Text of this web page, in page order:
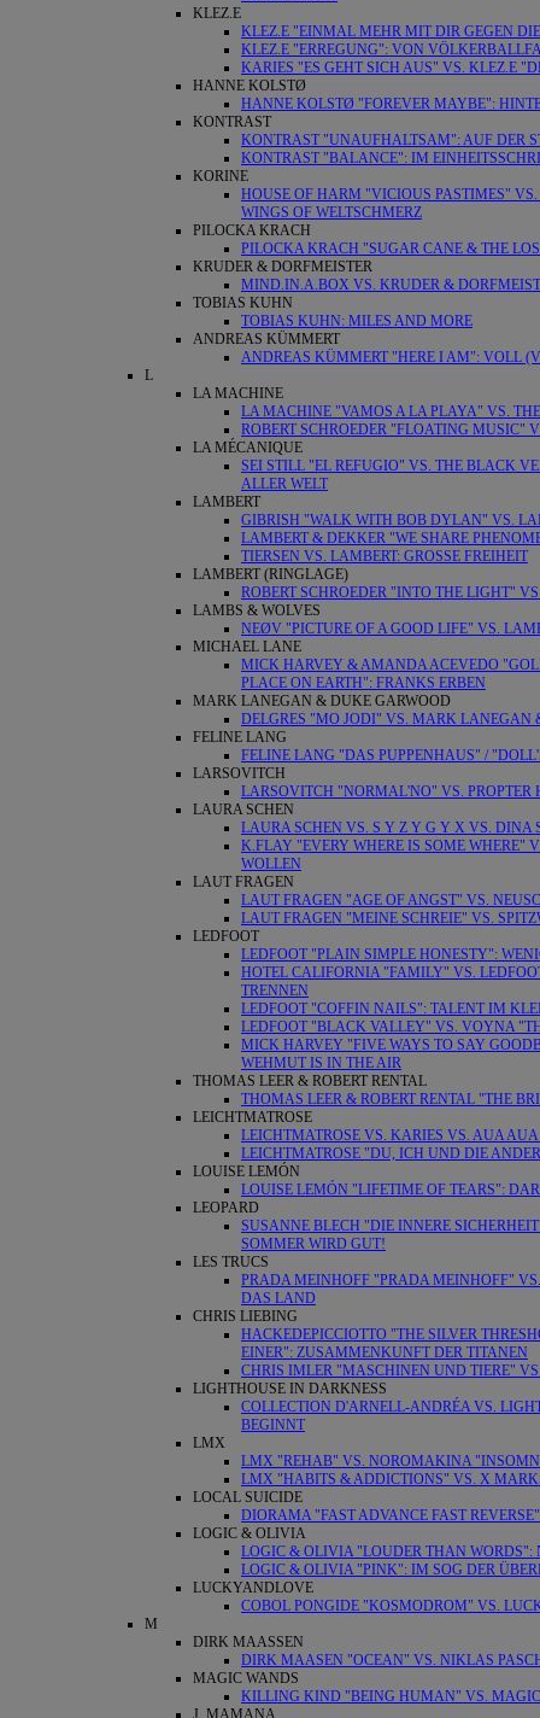
KLEZ.E
KLEZ.E "EINMAL MEHR MIT DIR GEGEN
KLEZ.E "ERREGUNG": VON
KARIES "ES GEHT SICH AUS" VS. KLEZ.E
HANNE KOLSTØ
HANNE KOLSTØ "FOREVER MAYBE":
KONTRAST
KONTRAST "UNAUFHALTSAM": AUF DER
KONTRAST "BALANCE": IM
KORINE
HOUSE OF HARM "VICIOUS PASTIMES"
WINGS OF WELTSCHMERZ
PILOCKA KRACH
PILOCKA KRACH "SUGAR CANE & THE
KRUDER & DORFMEISTER
MIND.IN.A.BOX VS. KRUDER &
TOBIAS KUHN
TOBIAS KUHN: MILES AND MORE
ANDREAS KÜMMERT
ANDREAS KÜMMERT "HERE I AM": VOLL
L
LA MACHINE
LA MACHINE "VAMOS A LA PLAYA" VS.
ROBERT SCHROEDER "FLOATING
LA MÉCANIQUE
SEI STILL "EL REFUGIO" VS. THE BLACK
ALLER WELT
LAMBERT
GIBRISH "WALK WITH BOB DYLAN" VS.
LAMBERT & DEKKER "WE SHARE
TIERSEN VS. LAMBERT: GROSSE FREIHEIT
LAMBERT (RINGLAGE)
ROBERT SCHROEDER "INTO THE LIGHT"
LAMBS & WOLVES
NEØV "PICTURE OF A GOOD LIFE" VS.
MICHAEL LANE
MICK HARVEY & AMANDA ACEVEDO
PLACE ON EARTH": FRANKS ERBEN
MARK LANEGAN & DUKE GARWOOD
DELGRES "MO JODI" VS. MARK LANEGAN
FELINE LANG
FELINE LANG "DAS PUPPENHAUS" /
LARSOVITCH
LARSOVITCH "NORMAL'NO" VS. PROPTER
LAURA SCHEN
LAURA SCHEN VS. S Y Z Y G Y X VS. DINA
K.FLAY "EVERY WHERE IS SOME WHERE"
WOLLEN
LAUT FRAGEN
LAUT FRAGEN "AGE OF ANGST" VS.
LAUT FRAGEN "MEINE SCHREIE" VS.
LEDFOOT
LEDFOOT "PLAIN SIMPLE HONESTY":
HOTEL CALIFORNIA "FAMILY" VS.
TRENNEN
LEDFOOT "COFFIN NAILS": TALENT IM
LEDFOOT "BLACK VALLEY" VS. VOYNA
MICK HARVEY "FIVE WAYS TO SAY
WEHMUT IS IN THE AIR
THOMAS LEER & ROBERT RENTAL
THOMAS LEER & ROBERT RENTAL "THE
LEICHTMATROSE
LEICHTMATROSE VS. KARIES VS. AUA
LEICHTMATROSE "DU, ICH UND DIE
LOUISE LEMÓN
LOUISE LEMÓN "LIFETIME OF TEARS":
LEOPARD
SUSANNE BLECH "DIE INNERE
SOMMER WIRD GUT!
LES TRUCS
PRADA MEINHOFF "PRADA MEINHOFF"
DAS LAND
CHRIS LIEBING
HACKEDEPICCIOTTO "THE SILVER
EINER": ZUSAMMENKUNFT DER TITANEN
CHRIS IMLER "MASCHINEN UND TIERE"
LIGHTHOUSE IN DARKNESS
COLLECTION D'ARNELL-ANDRÉA VS.
BEGINNT
LMX
LMX "REHAB" VS. NOROMAKINA
LMX "HABITS & ADDICTIONS" VS. X
LOCAL SUICIDE
DIORAMA "FAST ADVANCE FAST
LOGIC & OLIVIA
LOGIC & OLIVIA "LOUDER THAN WORDS":
LOGIC & OLIVIA "PINK": IM SOG DER
LUCKYANDLOVE
COBOL PONGIDE "KOSMODROM" VS.
M
DIRK MAASSEN
DIRK MAASEN "OCEAN" VS. NIKLAS
MAGIC WANDS
KILLING KIND "BEING HUMAN" VS. MAGIC
J. MAMANA